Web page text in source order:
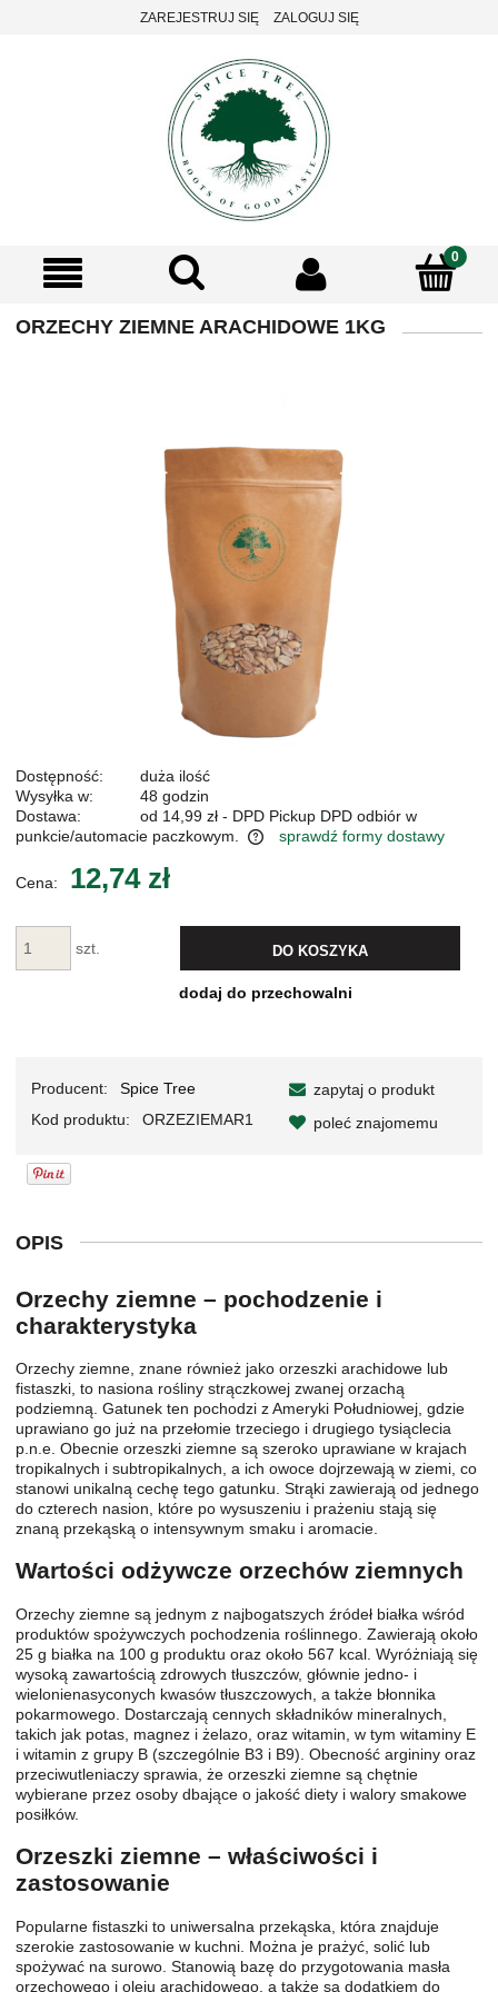
ZAREJESTRUJ SIĘ ZALOGUJ SIĘ
ORZECHY ZIEMNE ARACHIDOWE 1KG
Dostępność:
duża ilość
Wysyłka w:
48 godzin
Dostawa:
od 14,99 zł - DPD Pickup DPD odbiór w
punkcie/automacie paczkowym.
sprawdź formy dostawy
Cena: 12,74 zł
szt. DO KOSZYKA
dodaj do przechowalni
Producent:
Spice Tree
Kod produktu:
ORZEZIEMAR1
zapytaj o produkt
poleć znajomemu
OPIS
Orzechy ziemne – pochodzenie i
charakterystyka
Orzechy ziemne, znane również jako orzeszki arachidowe lub
fistaszki, to nasiona rośliny strączkowej zwanej orzachą
podziemną. Gatunek ten pochodzi z Ameryki Południowej, gdzie
uprawiano go już na przełomie trzeciego i drugiego tysiąclecia
p.n.e. Obecnie orzeszki ziemne są szeroko uprawiane w krajach
tropikalnych i subtropikalnych, a ich owoce dojrzewają w ziemi, co
stanowi unikalną cechę tego gatunku. Strąki zawierają od jednego
do czterech nasion, które po wysuszeniu i prażeniu stają się
znaną przekąską o intensywnym smaku i aromacie.
Wartości odżywcze orzechów ziemnych
Orzechy ziemne są jednym z najbogatszych źródeł białka wśród
produktów spożywczych pochodzenia roślinnego. Zawierają około
25 g białka na 100 g produktu oraz około 567 kcal. Wyróżniają się
wysoką zawartością zdrowych tłuszczów, głównie jedno- i
wielonienasyconych kwasów tłuszczowych, a także błonnika
pokarmowego. Dostarczają cennych składników mineralnych,
takich jak potas, magnez i żelazo, oraz witamin, w tym witaminy E
i witamin z grupy B (szczególnie B3 i B9). Obecność argininy oraz
przeciwutleniaczy sprawia, że orzeszki ziemne są chętnie
wybierane przez osoby dbające o jakość diety i walory smakowe
posiłków.
Orzeszki ziemne – właściwości i
zastosowanie
Popularne fistaszki to uniwersalna przekąska, która znajduje
szerokie zastosowanie w kuchni. Można je prażyć, solić lub
spożywać na surowo. Stanowią bazę do przygotowania masła
orzechowego i oleju arachidowego, a także są dodatkiem do